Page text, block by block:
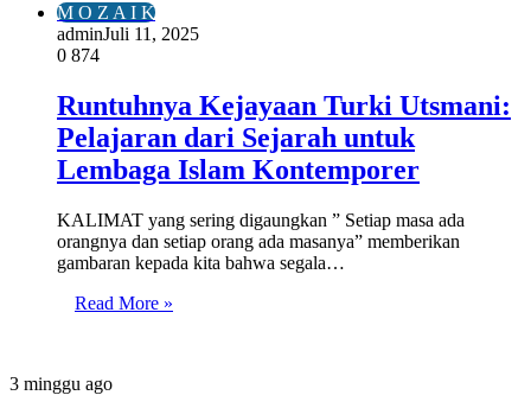
M O Z A I K
adminJuli 11, 2025
0 874
Runtuhnya Kejayaan Turki Utsmani:
Pelajaran dari Sejarah untuk
Lembaga Islam Kontemporer
KALIMAT yang sering digaungkan ” Setiap masa ada
orangnya dan setiap orang ada masanya” memberikan
gambaran kepada kita bahwa segala…
Read More »
Berhala
3 minggu ago